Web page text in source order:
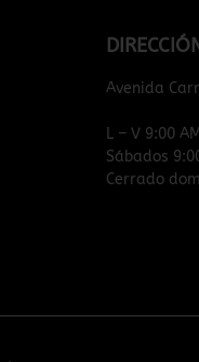
Avenida
L – V 9:00
Sábados
Cerrado